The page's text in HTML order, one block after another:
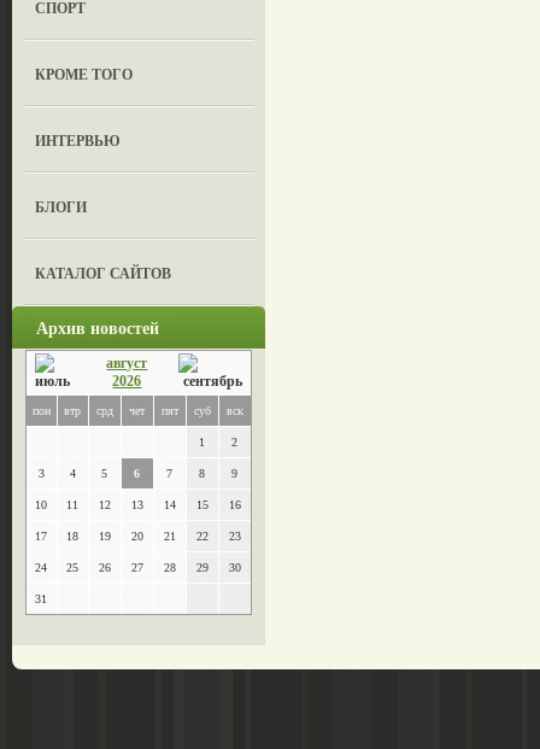
СПОРТ
КРОМЕ ТОГО
ИНТЕРВЬЮ
БЛОГИ
КАТАЛОГ САЙТОВ
Архив новостей
август
2026
пон втр срд чет пят суб вск
1 2
3 4 5 6 7 8 9
10 11 12 13 14 15 16
17 18 19 20 21 22 23
24 25 26 27 28 29 30
31